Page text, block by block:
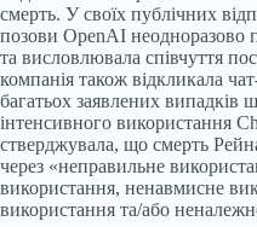
смерть. У своїх публічних
позови OpenAI неодноразово
та висловлювала співчуття
компанія також відкликала
багатьох заявлених випадків
інтенсивного використання
стверджувала, що смерть
через «неправильне
використання, ненавмисне
використання та/або